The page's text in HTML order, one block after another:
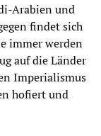
Arabien und
findet sich
immer werden
auf die Länder
Imperialismus
hofiert und